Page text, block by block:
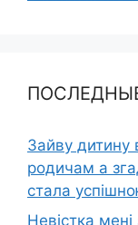
Зайву дитину
родичам а
стала
Невістка